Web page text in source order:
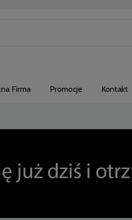
Firma Promocje Kontakt